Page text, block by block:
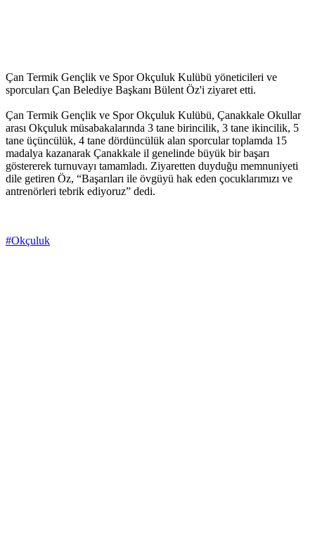
Çan Termik Gençlik ve Spor Okçuluk Kulübü yöneticileri ve
sporcuları Çan Belediye Başkanı Bülent Öz'i ziyaret etti.
Çan Termik Gençlik ve Spor Okçuluk Kulübü, Çanakkale Okullar
arası Okçuluk müsabakalarında 3 tane birincilik, 3 tane ikincilik, 5
tane üçüncülük, 4 tane dördüncülük alan sporcular toplamda 15
madalya kazanarak Çanakkale il genelinde büyük bir başarı
göstererek turnuvayı tamamladı. Ziyaretten duyduğu memnuniyeti
dile getiren Öz, “Başarıları ile övgüyü hak eden çocuklarımızı ve
antrenörleri tebrik ediyoruz” dedi.
#Okçuluk